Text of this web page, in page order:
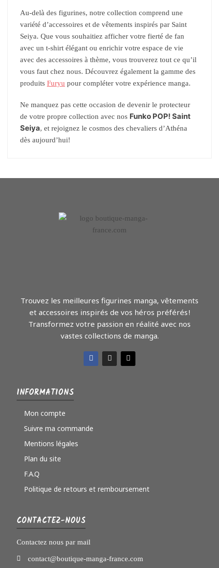
Au-delà des figurines, notre collection comprend une
variété d’accessoires et de vêtements inspirés par Saint
Seiya. Que vous souhaitiez afficher votre fierté de fan
avec un t-shirt élégant ou enrichir votre espace de vie
avec des accessoires à thème, vous trouverez tout ce qu’il
vous faut chez nous. Découvrez également la gamme des
produits Furyu pour compléter votre expérience manga.
Ne manquez pas cette occasion de devenir le protecteur
de votre propre collection avec nos Funko POP! Saint
Seiya, et rejoignez le cosmos des chevaliers d’Athéna
dès aujourd’hui!
Trouvez les meilleures figurines manga, vêtements
et accessoires inspirés de vos héros préférés !
Transformez votre passion en réalité avec nos
vastes collections de manga.
INFORMATIONS
Mon compte
Suivre ma commande
Mentions légales
Plan du site
F.A.Q
Politique de retours et remboursement
CONTACTEZ-NOUS
Contactez nous par mail
contact@boutique-manga-france.com